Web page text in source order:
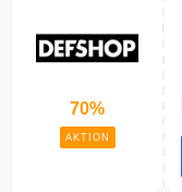
70%
AKTION